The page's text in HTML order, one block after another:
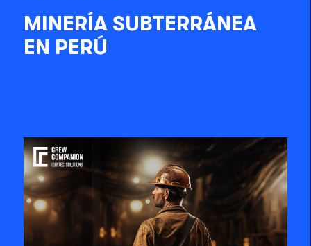
MINERÍA SUBTERRÁNEA
EN PERÚ